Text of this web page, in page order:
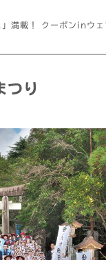
」満載！ クーポンinウ
り